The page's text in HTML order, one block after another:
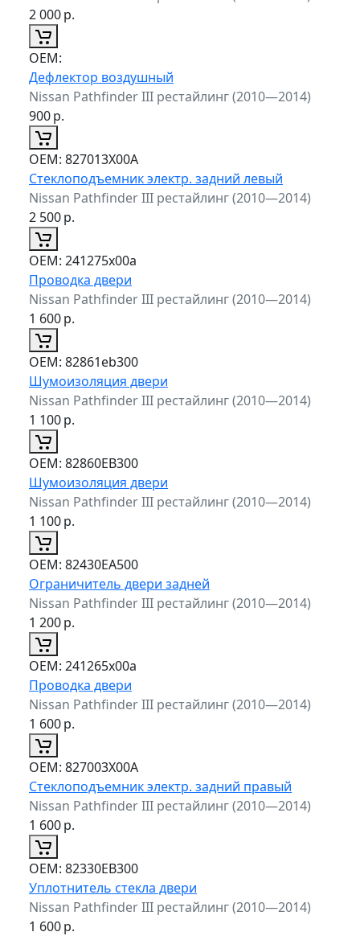
2 000р.
ОЕМ:
Дефлектор воздушный
Nissan Pathfinder III рестайлинг (2010—2014)
900р.
ОЕМ: 827013X00A
Стеклоподъемник электр. задний левый
Nissan Pathfinder III рестайлинг (2010—2014)
2 500р.
ОЕМ: 241275x00a
Проводка двери
Nissan Pathfinder III рестайлинг (2010—2014)
1 600р.
ОЕМ: 82861eb300
Шумоизоляция двери
Nissan Pathfinder III рестайлинг (2010—2014)
1 100р.
ОЕМ: 82860EB300
Шумоизоляция двери
Nissan Pathfinder III рестайлинг (2010—2014)
1 100р.
ОЕМ: 82430EA500
Ограничитель двери задней
Nissan Pathfinder III рестайлинг (2010—2014)
1 200р.
ОЕМ: 241265x00a
Проводка двери
Nissan Pathfinder III рестайлинг (2010—2014)
1 600р.
ОЕМ: 827003X00A
Стеклоподъемник электр. задний правый
Nissan Pathfinder III рестайлинг (2010—2014)
1 600р.
ОЕМ: 82330EB300
Уплотнитель стекла двери
Nissan Pathfinder III рестайлинг (2010—2014)
1 600р.